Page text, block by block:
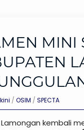
MINI
/ OSIM / SPECTA
kembali